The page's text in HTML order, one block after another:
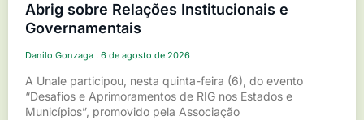
Abrig sobre Relações Institucionais e
Governamentais
Danilo Gonzaga 6 de agosto de 2026
A Unale participou, nesta quinta-feira (6), do evento
“Desafios e Aprimoramentos de RIG nos Estados e
Municípios”, promovido pela Associação